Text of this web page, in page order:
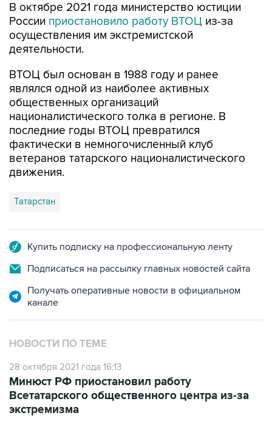
В октябре 2021 года министерство юстиции
России приостановило работу ВТОЦ из-за
осуществления им экстремистской
деятельности.
ВТОЦ был основан в 1988 году и ранее
являлся одной из наиболее активных
общественных организаций
националистического толка в регионе. В
последние годы ВТОЦ превратился
фактически в немногочисленный клуб
ветеранов татарского националистического
движения.
Татарстан
Купить подписку на профессиональную ленту
Подписаться на рассылку главных новостей сайта
Получать оперативные новости в официальном
канале
НОВОСТИ ПО ТЕМЕ
28 октября 2021 года 16:13
Минюст РФ приостановил работу
Всетатарского общественного центра из-за
экстремизма